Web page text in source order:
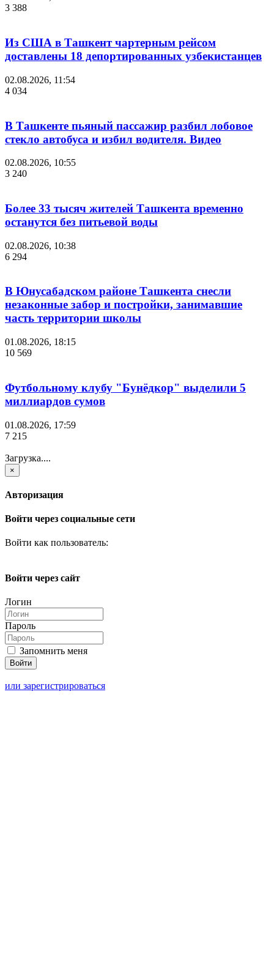
3 388
Из США в Ташкент чартерным рейсом
доставлены 18 депортированных узбекистанцев
02.08.2026, 11:54
4 034
В Ташкенте пьяный пассажир разбил лобовое
стекло автобуса и избил водителя. Видео
02.08.2026, 10:55
3 240
Более 33 тысяч жителей Ташкента временно
останутся без питьевой воды
02.08.2026, 10:38
6 294
В Юнусабадском районе Ташкента снесли
незаконные забор и постройки, занимавшие
часть территории школы
01.08.2026, 18:15
10 569
Футбольному клубу "Бунёдкор" выделили 5
миллиардов сумов
01.08.2026, 17:59
7 215
Загрузка....
×
Авторизация
Войти через социальные сети
Войти как пользователь:
Войти через сайт
Логин
Пароль
Запомнить меня
или зарегистрироваться